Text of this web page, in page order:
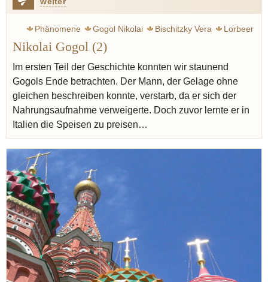
Phänomene Gogol Nikolai Bischitzky Vera
Lorbeer
Russland
Ukraine
Seelen
Sushi Piroggen Plinsen Haare
Bouletten
Kur
Krankheit Fast Gelage Mann Thomas
Paris
Nikolai Gogol (2)
Im ersten Teil der Geschichte konnten wir staunend
Gogols Ende betrachten. Der Mann, der Gelage ohne
gleichen beschreiben konnte, verstarb, da er sich der
Nahrungsaufnahme verweigerte. Doch zuvor lernte er in
Italien die Speisen zu preisen…